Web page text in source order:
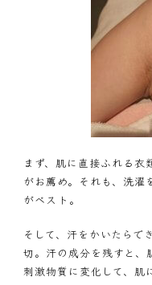
まず、肌に直接ふれる
がお薦め。それも、洗濯
がベスト。
そして、汗をかいたらで
切。汗の成分を残すと、
刺激物質に変化して、肌